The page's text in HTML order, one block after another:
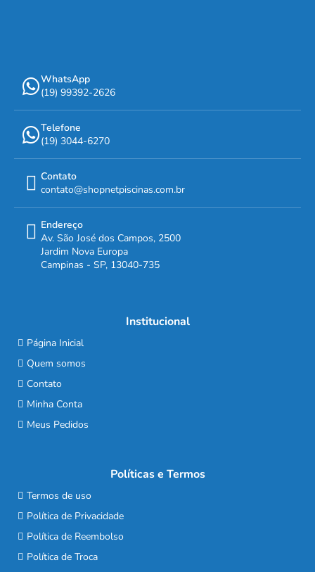
WhatsApp
(19) 99392-2626
Telefone
(19) 3044-6270
Contato
contato@shopnetpiscinas.com.br
Endereço
Av. São José dos Campos, 2500
Jardim Nova Europa
Campinas - SP, 13040-735
Institucional
Página Inicial
Quem somos
Contato
Minha Conta
Meus Pedidos
Políticas e Termos
Termos de uso
Política de Privacidade
Política de Reembolso
Política de Troca